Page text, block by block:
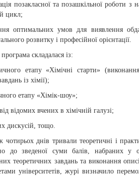
позакласної та позашкільної роботи
цикл;
оптимальних умов для виявлення
розвитку і професійної орієнтації.
складалася із:
етапу «Хімічні старти»
із хімії);
етапу «Хімік-шоу»;
відомих вчених в хімічній галузі;
дискусій, тощо.
чотирьох днів тривали теоретичні і
до зведеної суми балів, набраних у
теоретичних завдань та виконання
університетів, журі визначило